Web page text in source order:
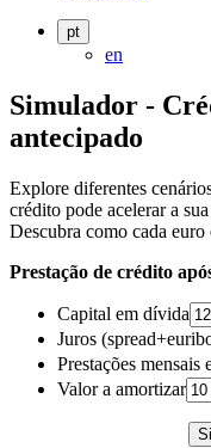
pt
en
Simulador -
antecipado
Explore diferentes
crédito pode acelerar a
Descubra como cada
Prestação de crédito
Capital em dívida
Juros
Prestações mensais
Valor a amortizar